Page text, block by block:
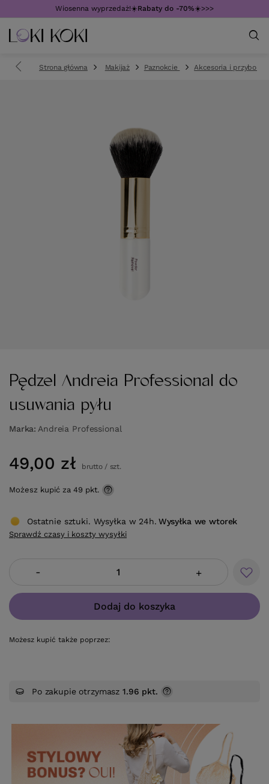
Wiosenna wyprzedaż!☀️Rabaty do -70%☀️>>>
Strona główna Makijaż Paznokcie Akcesoria i przybory
Pędzel Andreia Professional do
usuwania pyłu
Marka Andreia Professional
49,00 zł brutto/ szt.
Możesz kupić za 49 pkt.
- +
Dodaj do koszyka
Możesz kupić także poprzez:
Ostatnie sztuki. Wysyłka w 24h. Wysyłka we wtorek
Sprawdź czasy i koszty wysyłki
Po zakupie otrzymasz1.96 pkt.